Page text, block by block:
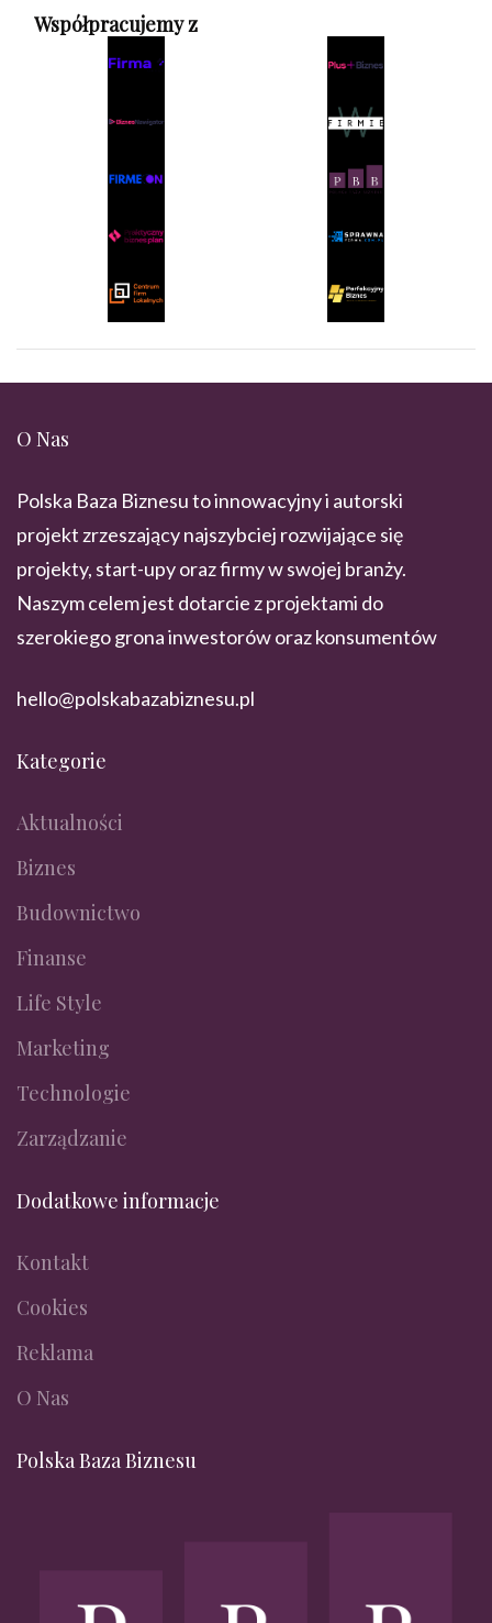
Współpracujemy z
O Nas
Polska Baza Biznesu to innowacyjny i autorski
projekt zrzeszający najszybciej rozwijające się
projekty, start-upy oraz firmy w swojej branży.
Naszym celem jest dotarcie z projektami do
szerokiego grona inwestorów oraz konsumentów
hello@polskabazabiznesu.pl
Kategorie
Aktualności
Biznes
Budownictwo
Finanse
Life Style
Marketing
Technologie
Zarządzanie
Dodatkowe informacje
Kontakt
Cookies
Reklama
O Nas
Polska Baza Biznesu